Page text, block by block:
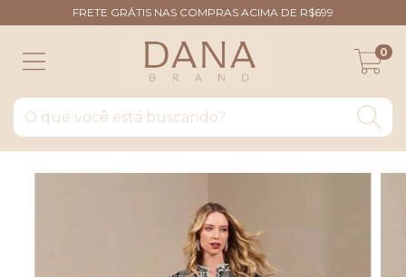
FRETE GRÁTIS NAS COMPRAS ACIMA DE R$699
0